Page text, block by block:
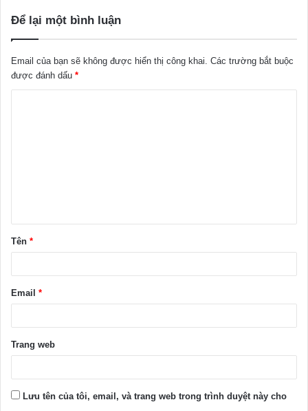
Để lại một bình luận
Email của bạn sẽ không được hiển thị công khai. Các trường bắt buộc
được đánh dấu *
ậ
n
Tên *
Email *
Trang web
Lưu tên của tôi, email, và trang web trong trình duyệt này cho